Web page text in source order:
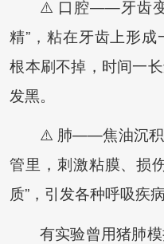
⚠️ 口腔——牙齿变
精”，粘在牙齿上形
根本刷不掉，时间一
发黑。
⚠️ 肺——焦油沉积
管里，刺激粘膜、损
质”，引发各种呼吸疾病
有实验曾用猪肺